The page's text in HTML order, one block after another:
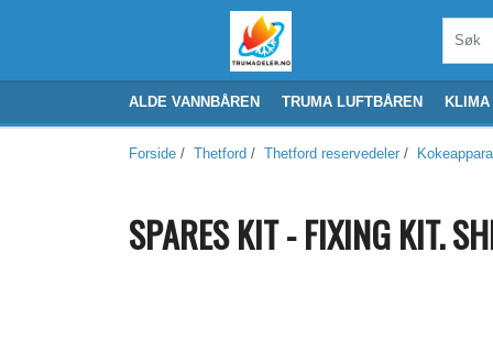
ALDE VANNBÅREN TRUMA LUFTBÅREN KLIMA
Forside / Thetford / Thetford reservedeler /
SPARES KIT - FIXING KIT.